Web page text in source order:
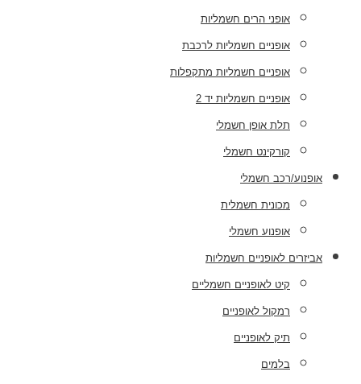
אופני הרים חשמליות
אופניים חשמליות לרכבת
אופניים חשמליות מתקפלות
אופניים חשמליות יד 2
תלת אופן חשמלי
קורקינט חשמלי
אופנוע/רכב חשמלי
מכונית חשמלית
אופנוע חשמלי
אביזרים לאופניים חשמליות
קיט לאופניים חשמליים
רמקול לאופניים
תיק לאופניים
בלמים